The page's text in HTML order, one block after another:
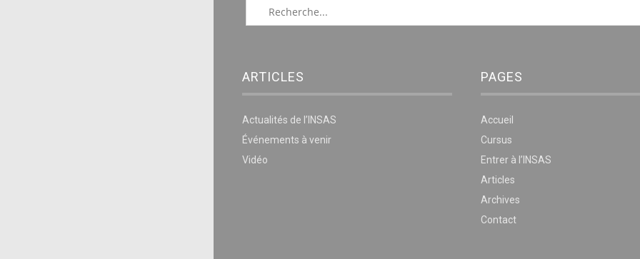
ARTICLES
Actualités de l’INSAS
Événements à venir
Vidéo
PAGES
Accueil
Cursus
Entrer à l’INSAS
Articles
Archives
Contact